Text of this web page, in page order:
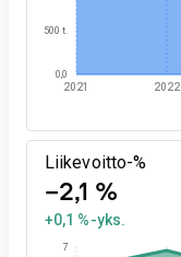
2021 2022
0,0
500 t.
Liikevoitto-%
−2,1 %
+0,1 %-yks.
7